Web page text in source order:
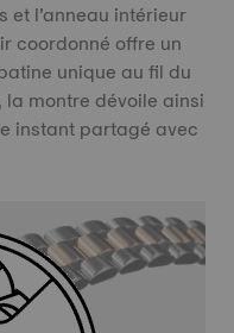
l’anneau intérieur
coordonné offre un
unique au fil du
montre dévoile ainsi
instant partagé avec